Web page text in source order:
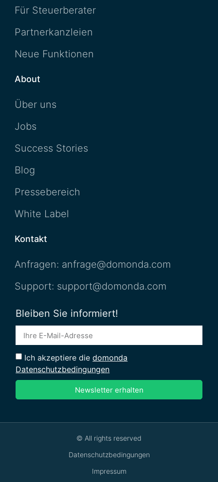
Für Steuerberater
Partnerkanzleien
Neue Funktionen
About
Über uns
Jobs
Success Stories
Blog
Pressebereich
White Label
Kontakt
Anfragen: anfrage@domonda.com
Support: support@domonda.com
Bleiben Sie informiert!
Ich akzeptiere diedomonda
Datenschutzbedingungen
Newsletter erhalten
© All rights reserved
Datenschutzbedingungen
Impressum